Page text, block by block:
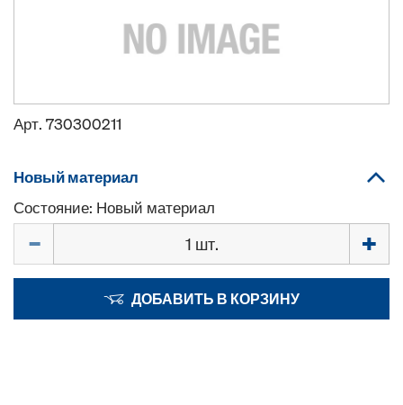
Арт. 730300211
Новый материал
Состояние: Новый материал
ДОБАВИТЬ В КОРЗИНУ